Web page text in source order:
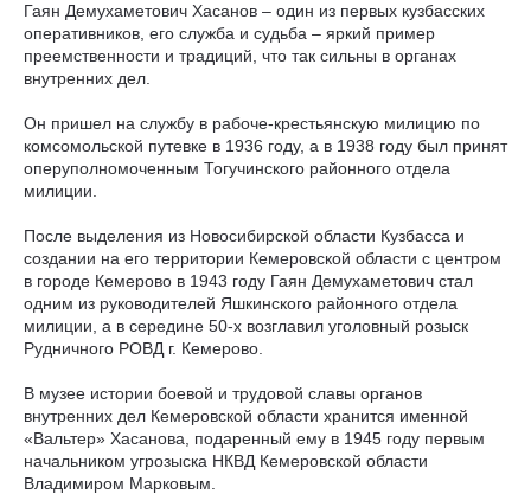
Гаян Демухаметович Хасанов – один из первых кузбасских
оперативников, его служба и судьба – яркий пример
преемственности и традиций, что так сильны в органах
внутренних дел.
Он пришел на службу в рабоче-крестьянскую милицию по
комсомольской путевке в 1936 году, а в 1938 году был принят
оперуполномоченным Тогучинского районного отдела
милиции.
После выделения из Новосибирской области Кузбасса и
создании на его территории Кемеровской области с центром
в городе Кемерово в 1943 году Гаян Демухаметович стал
одним из руководителей Яшкинского районного отдела
милиции, а в середине 50-х возглавил уголовный розыск
Рудничного РОВД г. Кемерово.
В музее истории боевой и трудовой славы органов
внутренних дел Кемеровской области хранится именной
«Вальтер» Хасанова, подаренный ему в 1945 году первым
начальником угрозыска НКВД Кемеровской области
Владимиром Марковым.